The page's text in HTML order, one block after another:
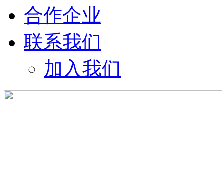
合作企业
联系我们
加入我们